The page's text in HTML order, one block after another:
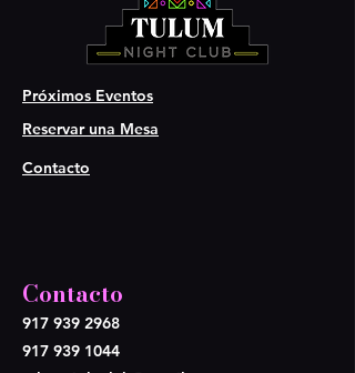
Próximos Eventos
Reservar una Mesa
Contacto
Contacto
917 939 2968
917 939 1044